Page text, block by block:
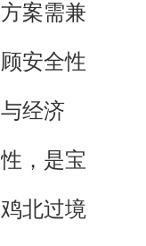
方案需兼
顾安全性
与经济
性，是宝
鸡北过境